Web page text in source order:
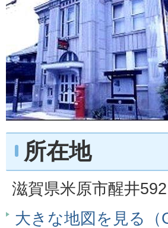
所在地
滋賀県米原市醒井592
大きな地図を見る（